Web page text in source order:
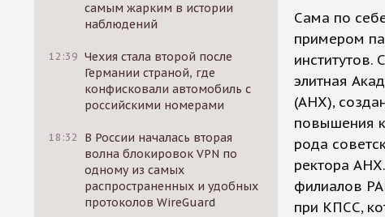
самым жарким в истории
наблюдений
12:39 Чехия стала второй после
Германии страной, где
конфисковали автомобиль с
российскими номерами
18:32
В России началась вторая
волна блокировок VPN по
одному из самых
распространенных и удобных
протоколов WireGuard
Сама по
примером
элитная
(АНХ),
повышения
рода
ректора
филиалов
при КПСС,